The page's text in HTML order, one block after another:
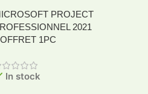
PROJECT
2021
1PC
In stock